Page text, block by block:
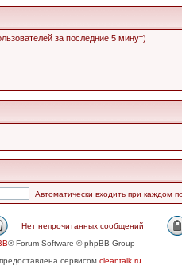
за последние 5 минут)
Автоматически входить при каждом
Нет непрочитанных сообщений
® Forum Software © phpBB Group
предоставлена сервисом cleantalk.ru